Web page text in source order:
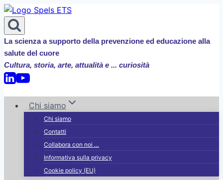
Salta
al
contenuto
La scienza a supporto della prevenzione ed educazione alla
salute del cuore
Cultura, storia, arte, attualità e ... curiosità
Chi siamo
Chi siamo
Contatti
Collabora con noi …
Informativa sulla privacy
Cookie policy (EU)